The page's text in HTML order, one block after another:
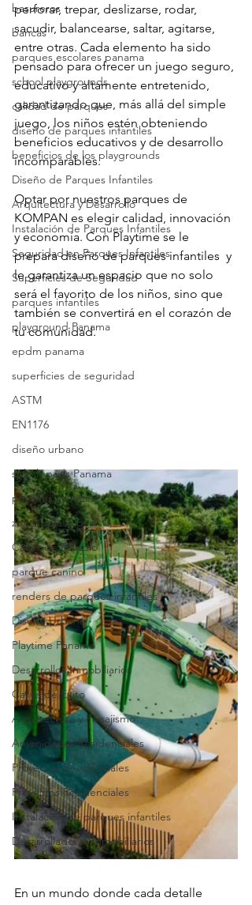
basureros
bancas
parques escolares panama
school playgrounds
calidad de parques
diseño de parques infantiles
beneficios de los playgrounds
Diseño de Parques Infantiles
Arquitectura y Desarrollo
Instalación de Parques Infantiles
Seguridad en Parques Infantiles
Superficies de Seguridad
parques infantiles
playground Panama
epdm panama
superficies de seguridad
ASTM
EN1176
diseño urbano
splash pads Panama
parques acuaticos
zonas splash pad
Casos de Estudio
parque canino
renders de parques infantiles
Diseño Urbano
Playtime Panama
Desarrollos Inmobiliarios
Casos de Éxito
Arquitectura y Paisajismo
Amenidades Residenciales
Proyectos Residenciales
Proyectos Residenciales
Instalación de parques infantiles
Desarrolladores Inmobiliarios
perforar, trepar, deslizarse, rodar,
sacudir, balancearse, saltar, agitarse,
entre otras. Cada elemento ha sido
pensado para ofrecer un juego seguro,
educativo y altamente entretenido,
garantizando que, más allá del simple
juego, los niños estén obteniendo
beneficios educativos y de desarrollo
incomparables.
Optar por nuestros parques de
KOMPAN es elegir calidad, innovación
y economía. Con Playtime se le
prepara diseño de parques infantiles  y
le garantiza un espacio que no solo
será el favorito de los niños, sino que
también se convertirá en el corazón de
tu comunidad.
En un mundo donde cada detalle